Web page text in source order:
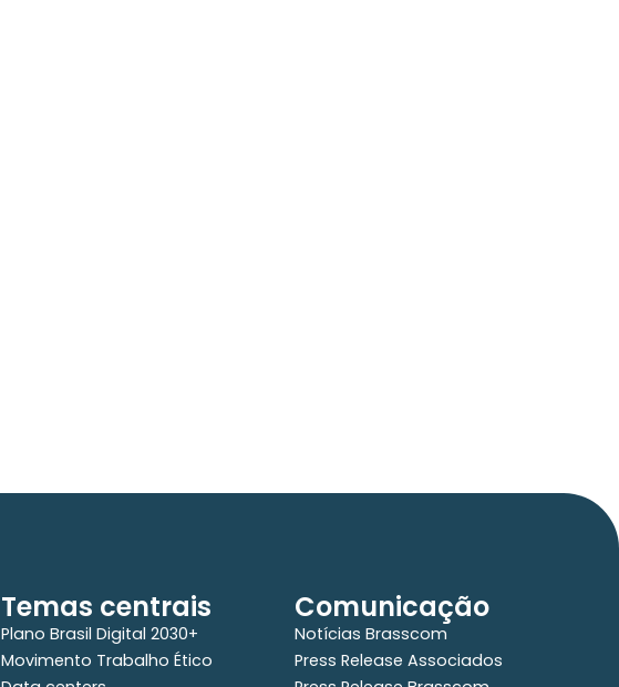
Temas centrais
Plano Brasil Digital 2030+
Movimento Trabalho Ético
Comunicação
Notícias Brasscom
Press Release Associados